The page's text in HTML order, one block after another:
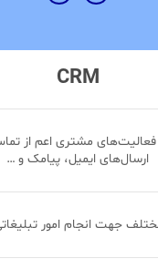
CRM
مشتری اعم از
ارسال‌های ایمیل، پیامک و …
جهت انجام امور